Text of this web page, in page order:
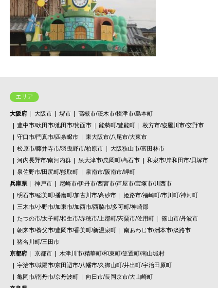
エリア
大阪府 大阪市 堺市
高槻市/茨木市/摂津市/島本町
豊中市/吹田市/池田市/箕面市
能勢町/豊能町
枚方市/寝屋川市/交野市
守口市/門真市/四条畷市
東大阪市/八尾市/大東市
松原市/藤井寺市/羽曳野市/柏原市
大阪狭山市/富田林市
河内長野市/南河内群
泉大津市/忠岡町/高石市
和泉市/岸和田市/貝塚市
泉佐野市/田尻町/熊取町
泉南市/阪南市/岬町
兵庫県
神戸市
尼崎市/伊丹市/西宮市/芦屋市/宝塚市/川西市
明石市/稲美町/播磨町/加古川市/高砂市
姫路市/福崎町/市川町/神河町
三木市/小野市/加東市/加西市/西脇市/多可町/神崎郡
たつの市/太子町/相生市/赤穂市/上郡町/宍粟市/佐用町
篠山市/丹波市
朝来市/養父市/豊岡市/香美町/新温泉町
南あわじ市/洲本市/淡路市
猪名川町/三田市
京都府
京都市
木津川市/精華町/和束町/笠置町/南山城村
宇治市/城陽市/京田辺市/八幡市/久御山町/井出町/宇治田原町
亀岡市/南丹市/京丹波町
向日市/長岡京市/大山崎町